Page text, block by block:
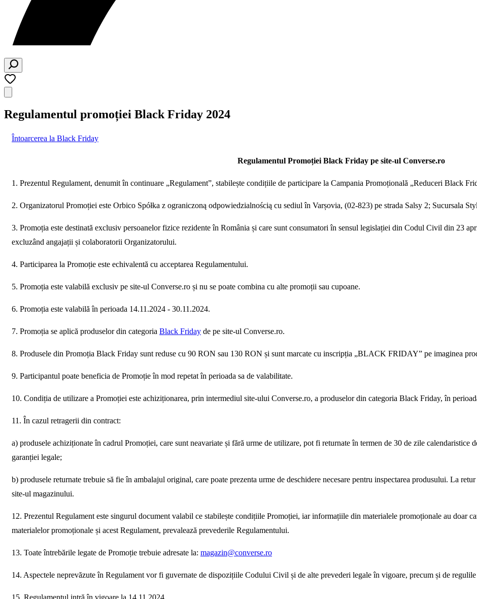
Regulamentul promoției Black Friday 2024
Întoarcerea la Black Friday
Regulamentul Promoției Black Friday pe site-ul Converse.ro
1. Prezentul Regulament, denumit în continuare „Regulament”, stabilește condițiile de participare la Campania Promoțională „Reduceri Black
2. Organizatorul Promoției este Orbico Spółka z ograniczoną odpowiedzialnością cu sediul în Varșovia, (02-823) pe strada Salsy 2; Sucursala
3. Promoția este destinată exclusiv persoanelor fizice rezidente în România și care sunt consumatori în sensul legislației din Codul Civil din 23
excluzând angajații și colaboratorii Organizatorului.
4. Participarea la Promoție este echivalentă cu acceptarea Regulamentului.
5. Promoția este valabilă exclusiv pe site-ul Converse.ro și nu se poate combina cu alte promoții sau cupoane.
6. Promoția este valabilă în perioada 14.11.2024 - 30.11.2024.
7. Promoția se aplică produselor din categoria Black Friday de pe site-ul Converse.ro.
8. Produsele din Promoția Black Friday sunt reduse cu 90 RON sau 130 RON și sunt marcate cu inscripția „BLACK FRIDAY” pe imaginea
9. Participantul poate beneficia de Promoție în mod repetat în perioada sa de valabilitate.
10. Condiția de utilizare a Promoției este achiziționarea, prin intermediul site-ului Converse.ro, a produselor din categoria Black Friday, în
11. În cazul retragerii din contract:
a) produsele achiziționate în cadrul Promoției, care sunt neavariate și fără urme de utilizare, pot fi returnate în termen de 30 de zile
garanției legale;
b) produsele returnate trebuie să fie în ambalajul original, care poate prezenta urme de deschidere necesare pentru inspectarea produsului. La
site-ul magazinului.
12. Prezentul Regulament este singurul document valabil ce stabilește condițiile Promoției, iar informațiile din materialele promoționale au doar
materialelor promoționale și acest Regulament, prevalează prevederile Regulamentului.
13. Toate întrebările legate de Promoție trebuie adresate la: magazin@converse.ro
14. Aspectele neprevăzute în Regulament vor fi guvernate de dispozițiile Codului Civil și de alte prevederi legale în vigoare, precum și de
15. Regulamentul intră în vigoare la 14.11.2024.